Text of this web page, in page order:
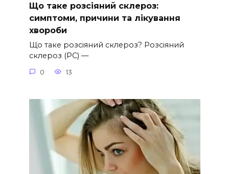
Що таке розсіяний склероз:
симптоми, причини та лікування
хвороби
Що таке розсіяний склероз? Розсіяний
склероз (РС) —
0 13